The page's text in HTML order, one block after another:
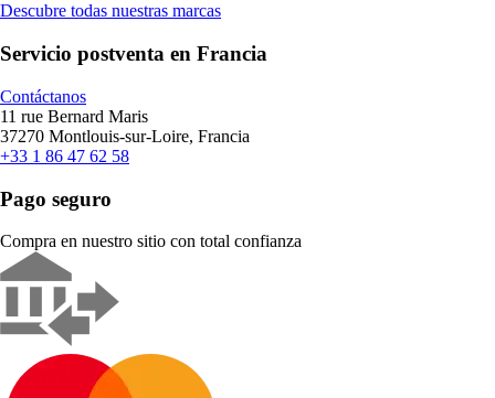
Descubre todas nuestras marcas
Servicio postventa en Francia
Contáctanos
11 rue Bernard Maris
37270 Montlouis-sur-Loire, Francia
+33 1 86 47 62 58
Pago seguro
Compra en nuestro sitio con total confianza